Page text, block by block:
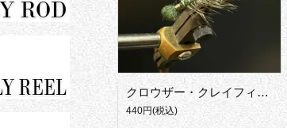
クロウザー・クレイフィッシュ
440円(税込)